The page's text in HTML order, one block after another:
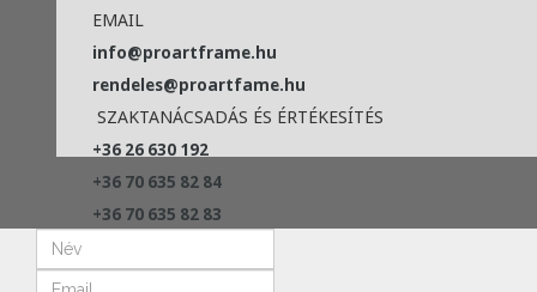
EMAIL
info@proartframe.hu
rendeles@proartfame.hu
SZAKTANÁCSADÁS ÉS ÉRTÉKESÍTÉS
+36 26 630 192
+36 70 635 82 84
+36 70 635 82 83